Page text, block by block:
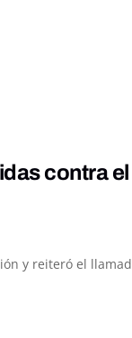
contra
y reiteró el